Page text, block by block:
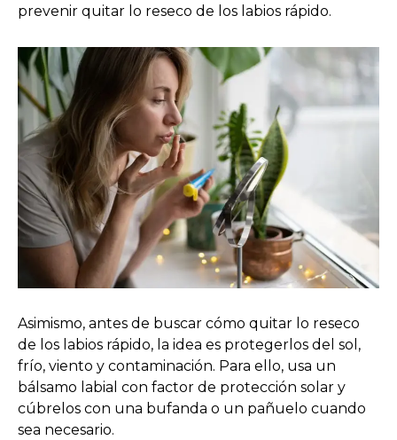
prevenir quitar lo reseco de los labios rápido.
Asimismo, antes de buscar cómo quitar lo reseco
de los labios rápido, la idea es protegerlos del sol,
frío, viento y contaminación. Para ello, usa un
bálsamo labial con factor de protección solar y
cúbrelos con una bufanda o un pañuelo cuando
sea necesario.